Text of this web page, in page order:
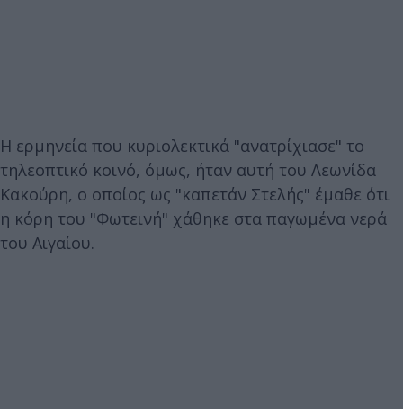
Η ερμηνεία που κυριολεκτικά "ανατρίχιασε" το
τηλεοπτικό κοινό, όμως, ήταν αυτή του Λεωνίδα
Κακούρη, ο οποίος ως "καπετάν Στελής" έμαθε ότι
η κόρη του "Φωτεινή" χάθηκε στα παγωμένα νερά
του Αιγαίου.